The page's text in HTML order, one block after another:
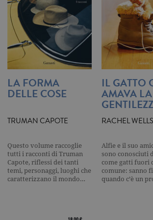
LA FORMA
DELLE COSE
TRUMAN CAPOTE
Questo volume raccoglie
tutti i racconti di Truman
Capote, riflessi dei tanti
temi, personaggi, luoghi che
caratterizzano il mondo…
IL GATTO
AMAVA LA
RACHEL WELLS
Alfie e il suo
sono conosciuti
come gatti fuori
comune: sanno
quando c’è un
_gat_UA-16356920-1
.garzanti.it